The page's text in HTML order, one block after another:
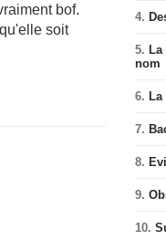
bof.
soit
4.
5.
nom
6.
7.
8.
9.
10.